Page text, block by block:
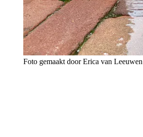
Foto gemaakt door Erica van Leeuwen